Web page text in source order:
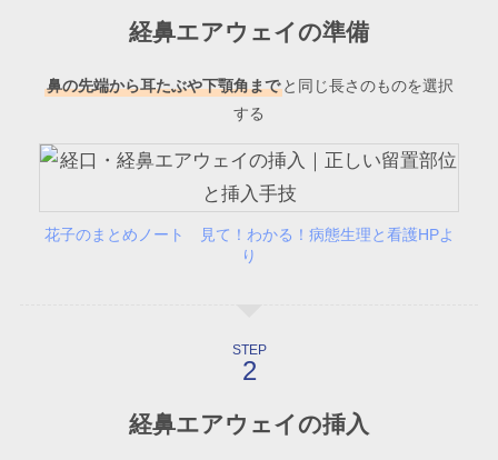
経鼻エアウェイの準備
鼻の先端から耳たぶや下顎角まで と同じ長さのものを選択
する
花子のまとめノート 見て！わかる！病態生理と看護HPよ
り
STEP
経鼻エアウェイの挿入